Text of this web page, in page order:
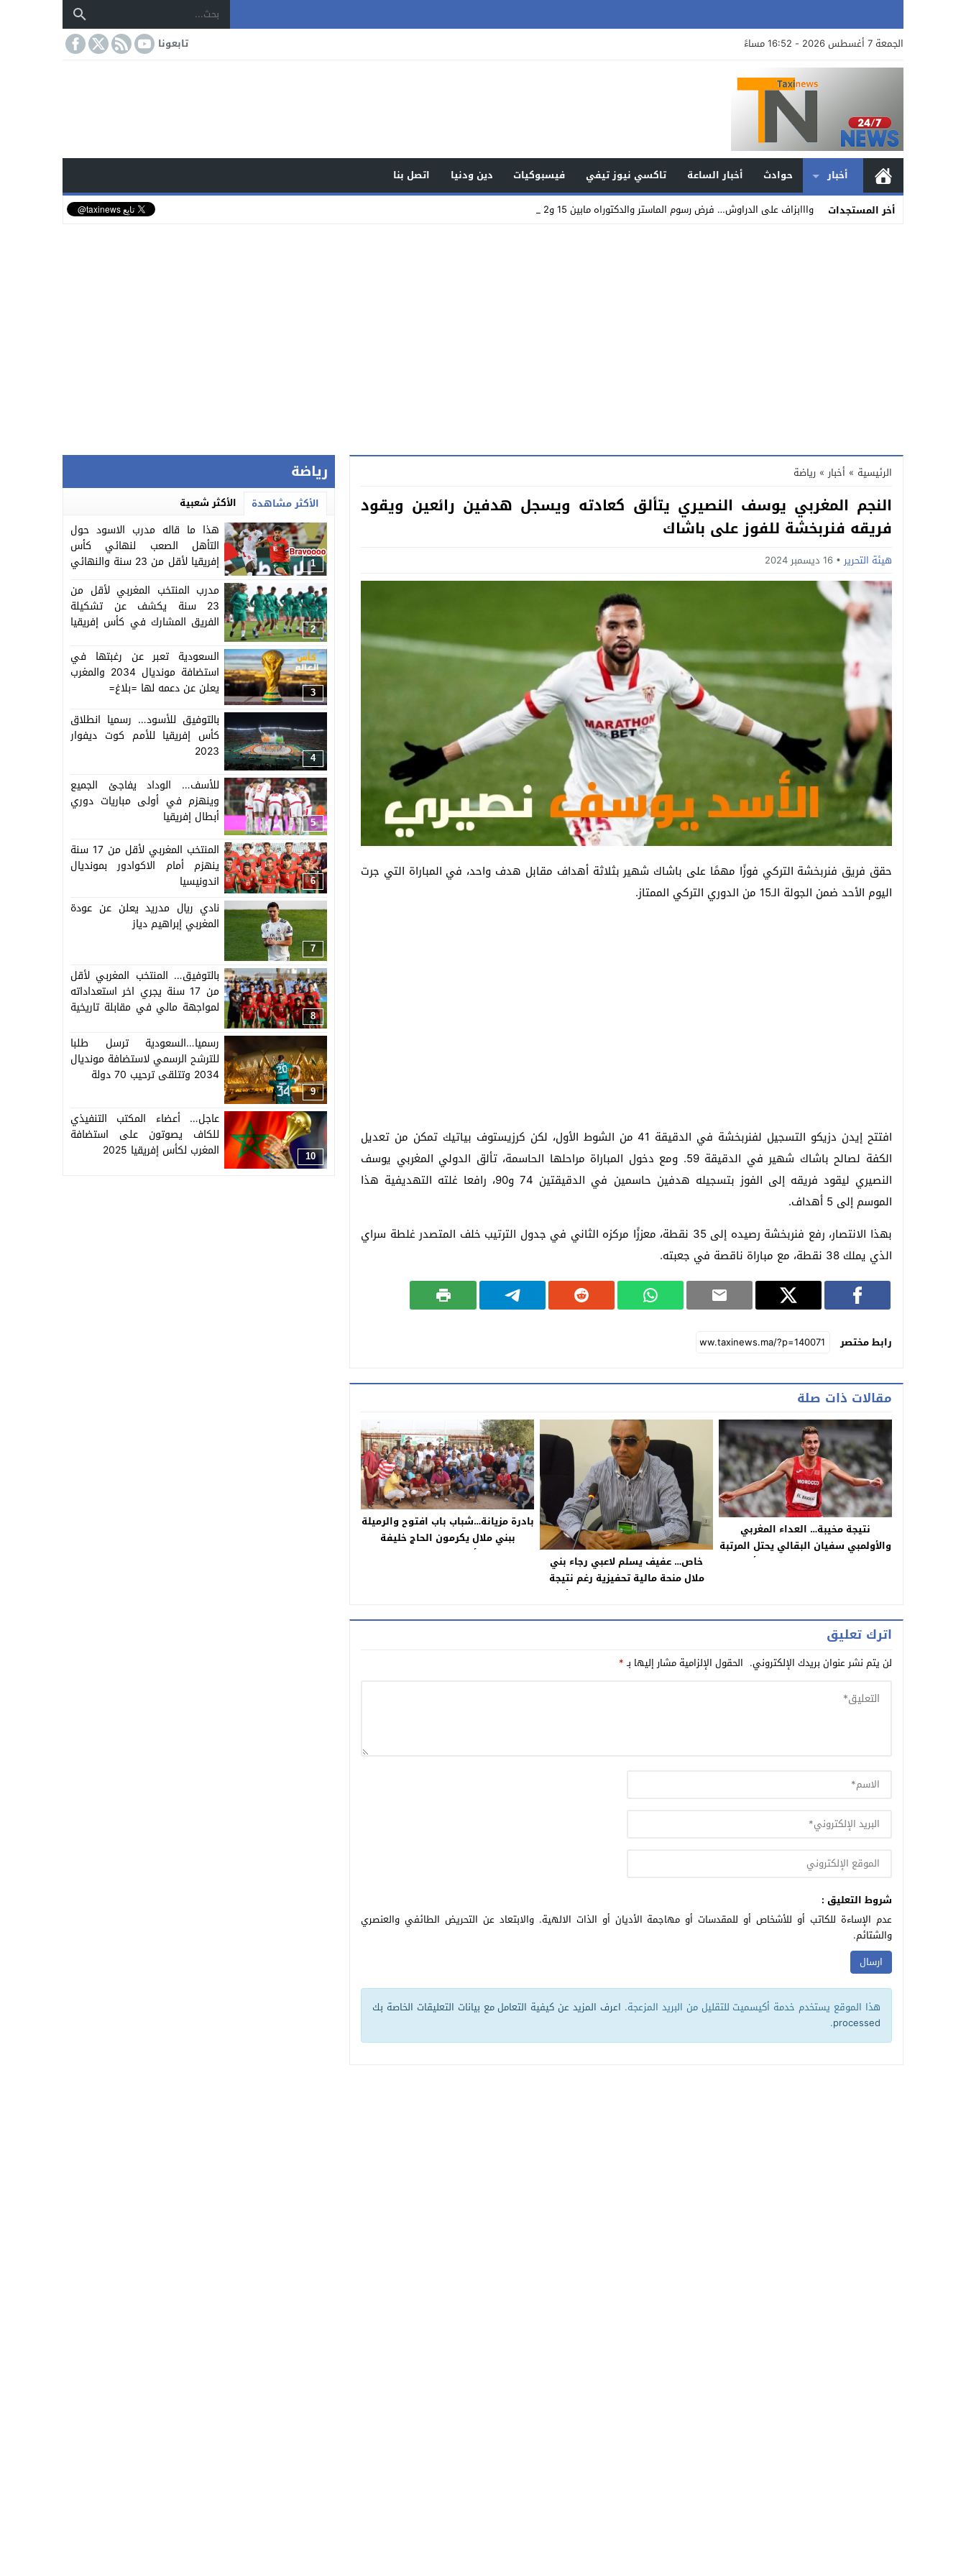
الجمعة 7 أغسطس 2026 - 16:52 مساءً تابعونا
أخبار حوادث أخبار الساعة تاكسي نيوز تيفي فيسبوكيات دين ودنيا
اتصل بنا
أخر المستجدات
وااابزاف على الدراوش… فرض رسوم الماستر والدكتوراه مابين 15 و20 ألف درهم يص_
الرئيسية » أخبار » رياضة
النجم المغربي يوسف النصيري يتألق كعادته ويسجل هدفين رائعين ويقود
فريقه فنربخشة للفوز على باشاك
هيئة التحرير 16 ديسمبر 2024
حقق فريق فنربخشة التركي فوزًا مهمًا على باشاك شهير بثلاثة أهداف مقابل هدف واحد، في المباراة التي جرت
اليوم الأحد ضمن الجولة الـ15 من الدوري التركي الممتاز.
افتتح إيدن دزيكو التسجيل لفنربخشة في الدقيقة 41 من الشوط الأول، لكن كرزيستوف بياتيك تمكن من تعديل
الكفة لصالح باشاك شهير في الدقيقة 59. ومع دخول المباراة مراحلها الحاسمة، تألق الدولي المغربي يوسف
النصيري ليقود فريقه إلى الفوز بتسجيله هدفين حاسمين في الدقيقتين 74 و90، رافعا غلته التهديفية هذا
الموسم إلى 5 أهداف.
بهذا الانتصار، رفع فنربخشة رصيده إلى 35 نقطة، معززًا مركزه الثاني في جدول الترتيب خلف المتصدر غلطة سراي
الذي يملك 38 نقطة، مع مباراة ناقصة في جعبته.
رابط مختصر
مقالات ذات صلة
نتيجة مخيبة… العداء المغربي
والأولمبي سفيان البقالي يحتل المرتبة
12 في سباق 1500 متر في ألعاب
خاص… عفيف يسلم لاعبي رجاء بني
ملال منحة مالية تحفيزية رغم نتيجة
البياض مع المغرب الفاسي والأخير
بادرة مزيانة…شباب باب افتوح والرميلة
ببني ملال يكرمون الحاج خليفة
القداري أحد عمالقة كرة القدم
اترك تعليق
لن يتم نشر عنوان بريدك الإلكتروني. الحقول الإلزامية مشار إليها بـ*
شروط التعليق :
عدم الإساءة للكاتب أو للأشخاص أو للمقدسات أو مهاجمة الأديان أو الذات الالهية. والابتعاد عن التحريض الطائفي والعنصري
والشتائم.
هذا الموقع يستخدم خدمة أكيسميت للتقليل من البريد المزعجة. اعرف المزيد عن كيفية التعامل مع بيانات التعليقات الخاصة بك
processed
.
رياضة
الأكثر مشاهدة الأكثر شعبية
1
هذا ما قاله مدرب الاسود حول
التأهل الصعب لنهائي كأس
إفريقيا لأقل من 23 سنة والنهائي
2
مدرب المنتخب المغربي لأقل من
23 سنة يكشف عن تشكيلة
الفريق المشارك في كأس إفريقيا
3
السعودية تعبر عن رغبتها في
استضافة مونديال 2034 والمغرب
يعلن عن دعمه لها =بلاغ=
4
بالتوفيق للأسود… رسميا انطلاق
كأس إفريقيا للأمم كوت ديفوار
2023
5
للأسف… الوداد يفاجئ الجميع
وينهزم في أولى مباريات دوري
أبطال إفريقيا
6
المنتخب المغربي لأقل من 17 سنة
ينهزم أمام الاكوادور بمونديال
اندونيسيا
7
نادي ريال مدريد يعلن عن عودة
المغربي إبراهيم دياز
8
بالتوفيق… المنتخب المغربي لأقل
من 17 سنة يجري اخر استعداداته
لمواجهة مالي في مقابلة تاريخية
9
رسميا…السعودية ترسل طلبا
للترشح الرسمي لاستضافة مونديال
2034 وتتلقى ترحيب 70 دولة
10
عاجل… أعضاء المكتب التنفيذي
للكاف يصوتون على استضافة
المغرب لكأس إفريقيا 2025